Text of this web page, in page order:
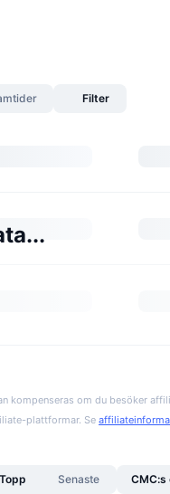
Filter
kompenseras om du besöker
plattformar. Se
Topp Senaste CMC:s